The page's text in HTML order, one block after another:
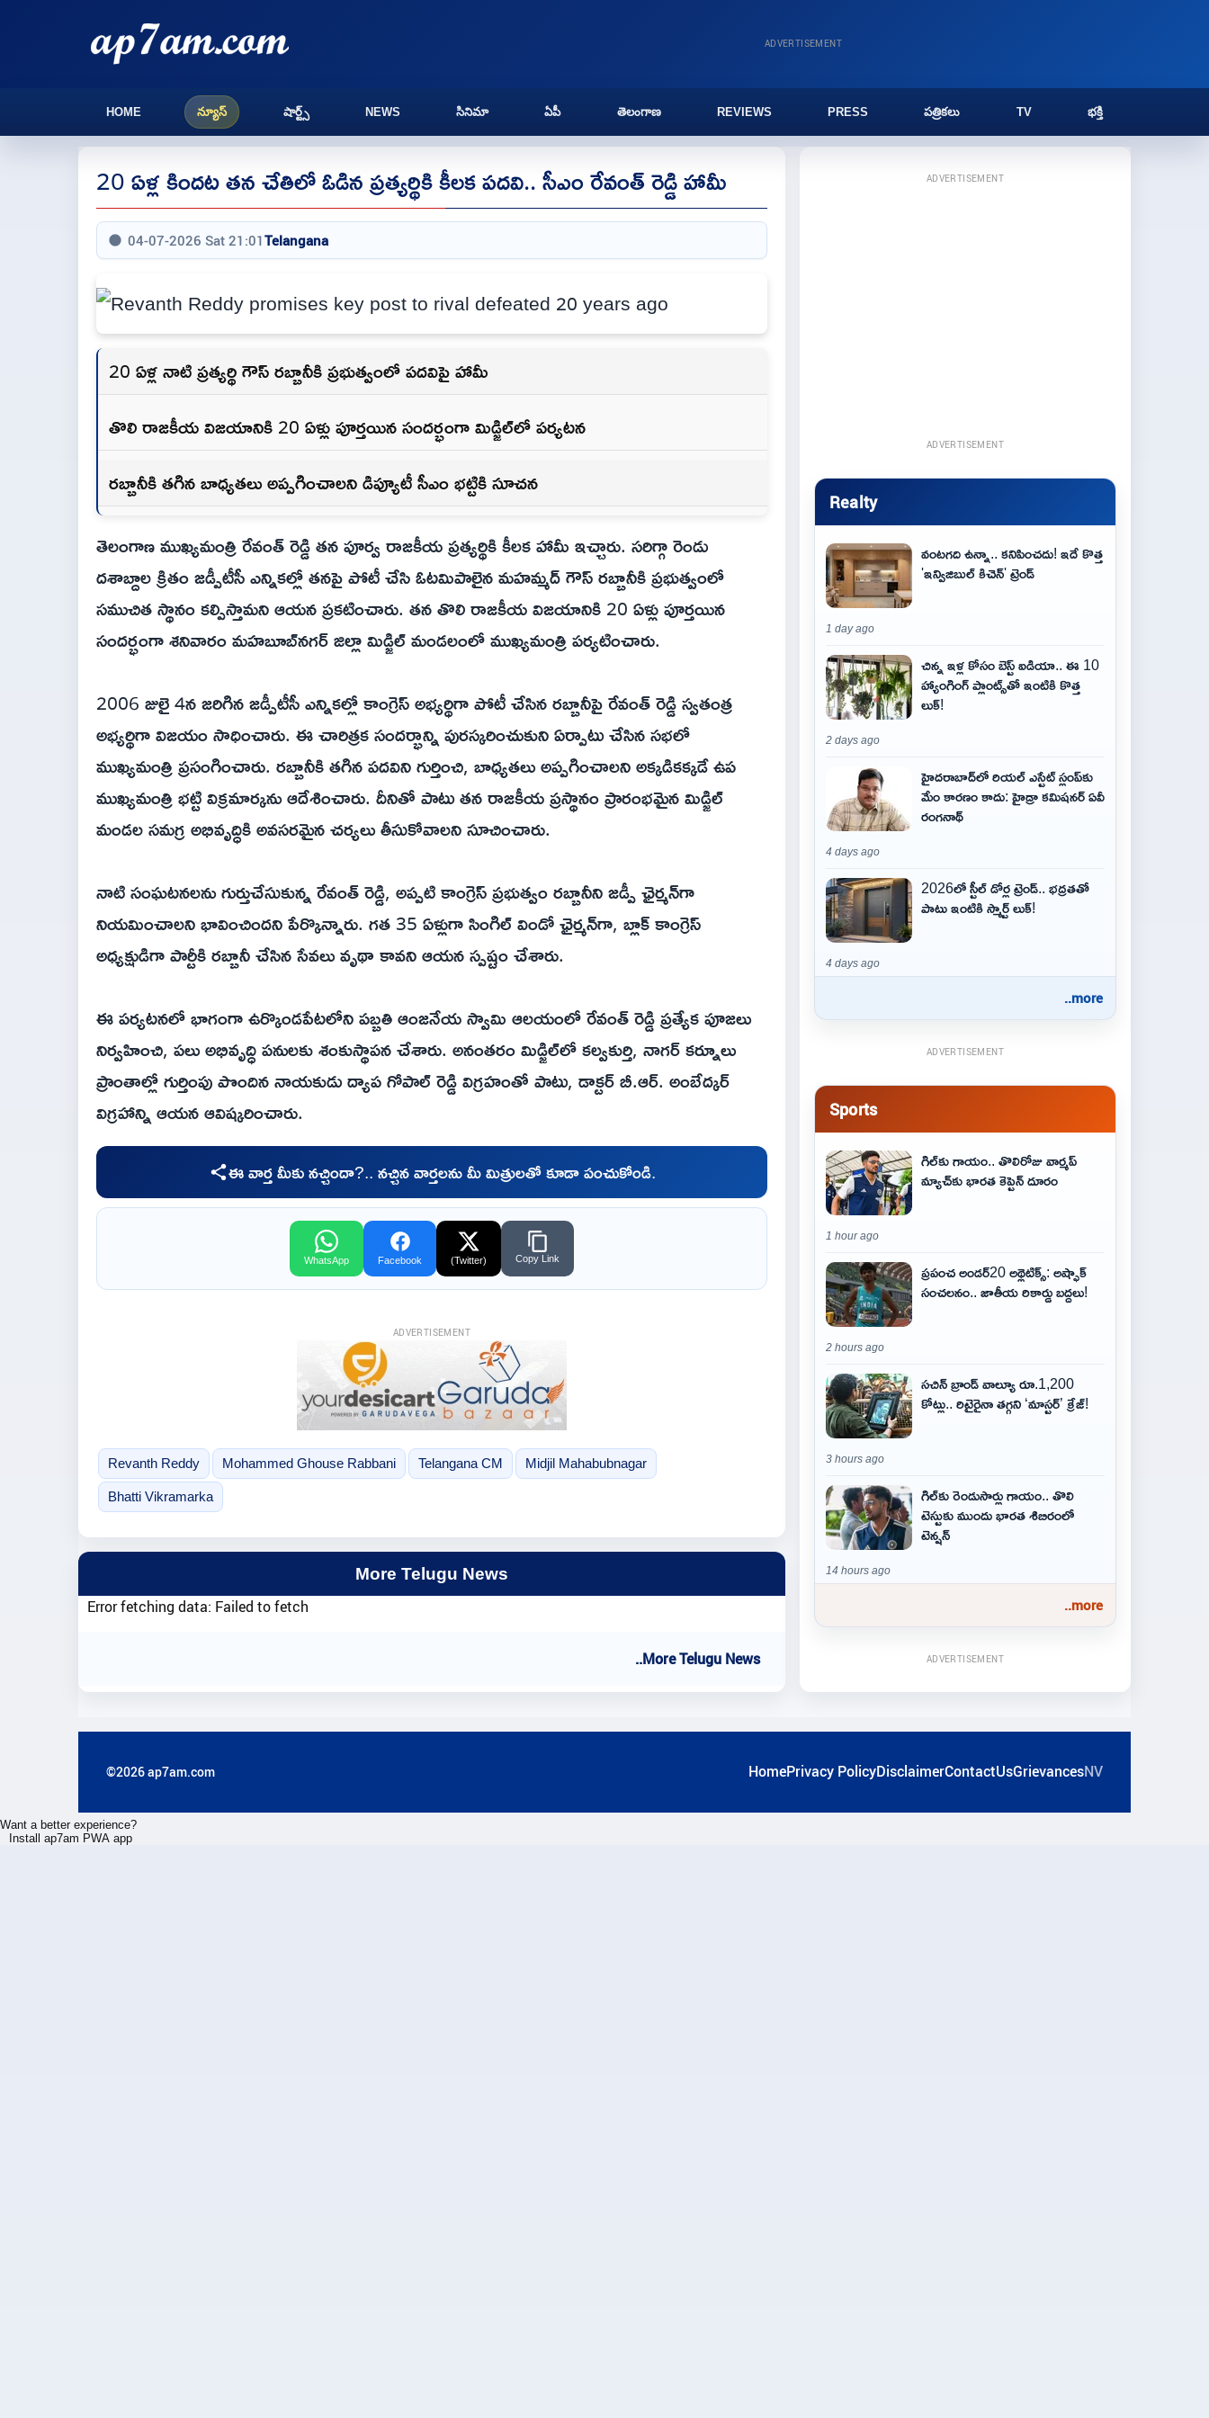
ADVERTISEMENT
HOME న్యూస్ షార్ట్స్ NEWS సినిమా ఏపీ తెలంగాణ REVIEWS PRESS పత్రికలు TV భక్తి
20 ఏళ్ల కిందట తన చేతిలో ఓడిన ప్రత్యర్థికి కీలక పదవి.. సీఎం రేవంత్ రెడ్డి హామీ
04-07-2026 Sat 21:01Telangana
20 ఏళ్ల నాటి ప్రత్యర్థి గౌస్ రబ్బానీకి ప్రభుత్వంలో పదవిపై హామీ
తొలి రాజకీయ విజయానికి 20 ఏళ్లు పూర్తయిన సందర్భంగా మిడ్జిల్‌లో పర్యటన
రబ్బానీకి తగిన బాధ్యతలు అప్పగించాలని డిప్యూటీ సీఎం భట్టికి సూచన
తెలంగాణ ముఖ్యమంత్రి రేవంత్ రెడ్డి తన పూర్వ రాజకీయ ప్రత్యర్థికి కీలక హామీ ఇచ్చారు. సరిగ్గా రెండు
దశాబ్దాల క్రితం జడ్పీటీసీ ఎన్నికల్లో తనపై పోటీ చేసి ఓటమిపాలైన మహమ్మద్ గౌస్ రబ్బానీకి ప్రభుత్వంలో
సముచిత స్థానం కల్పిస్తామని ఆయన ప్రకటించారు. తన తొలి రాజకీయ విజయానికి 20 ఏళ్లు పూర్తయిన
సందర్భంగా శనివారం మహబూబ్‌నగర్ జిల్లా మిడ్జిల్ మండలంలో ముఖ్యమంత్రి పర్యటించారు.
2006 జులై 4న జరిగిన జడ్పీటీసీ ఎన్నికల్లో కాంగ్రెస్ అభ్యర్థిగా పోటీ చేసిన రబ్బానీపై రేవంత్ రెడ్డి స్వతంత్ర
అభ్యర్థిగా విజయం సాధించారు. ఈ చారిత్రక సందర్భాన్ని పురస్కరించుకుని ఏర్పాటు చేసిన సభలో
ముఖ్యమంత్రి ప్రసంగించారు. రబ్బానీకి తగిన పదవిని గుర్తించి, బాధ్యతలు అప్పగించాలని అక్కడికక్కడే ఉప
ముఖ్యమంత్రి భట్టి విక్రమార్కను ఆదేశించారు. దీనితో పాటు తన రాజకీయ ప్రస్థానం ప్రారంభమైన మిడ్జిల్
మండల సమగ్ర అభివృద్ధికి అవసరమైన చర్యలు తీసుకోవాలని సూచించారు.
నాటి సంఘటనలను గుర్తుచేసుకున్న రేవంత్ రెడ్డి, అప్పటి కాంగ్రెస్ ప్రభుత్వం రబ్బానీని జడ్పీ ఛైర్మన్‌‌గా
నియమించాలని భావించిందని పేర్కొన్నారు. గత 35 ఏళ్లుగా సింగిల్ విండో ఛైర్మన్‌గా, బ్లాక్ కాంగ్రెస్
అధ్యక్షుడిగా పార్టీకి రబ్బానీ చేసిన సేవలు వృథా కావని ఆయన స్పష్టం చేశారు.
ఈ పర్యటనలో భాగంగా ఉర్కొండపేటలోని పబ్బతి ఆంజనేయ స్వామి ఆలయంలో రేవంత్ రెడ్డి ప్రత్యేక పూజలు
నిర్వహించి, పలు అభివృద్ధి పనులకు శంకుస్థాపన చేశారు. అనంతరం మిడ్జిల్‌లో కల్వకుర్తి, నాగర్ కర్నూలు
ప్రాంతాల్లో గుర్తింపు పొందిన నాయకుడు ద్యాప గోపాల్ రెడ్డి విగ్రహంతో పాటు, డాక్టర్ బీ.ఆర్. అంబేద్కర్
విగ్రహాన్ని ఆయన ఆవిష్కరించారు.
ఈ వార్త మీకు నచ్చిందా?.. నచ్చిన వార్తలను మీ మిత్రులతో కూడా పంచుకోండి.
WhatsApp Facebook (Twitter) Copy Link
ADVERTISEMENT
Revanth Reddy Mohammed Ghouse Rabbani Telangana CM Midjil Mahabubnagar
Bhatti Vikramarka
More Telugu News
Error fetching data: Failed to fetch
..More Telugu News
ADVERTISEMENT
ADVERTISEMENT
Realty
వంటగది ఉన్నా.. కనిపించదు! ఇదే కొత్త
'ఇన్విజిబుల్ కిచెన్' ట్రెండ్
1 day ago
చిన్న ఇళ్ల కోసం బెస్ట్ ఐడియా.. ఈ 10
హ్యాంగింగ్ ప్లాంట్స్‌తో ఇంటికి కొత్త
లుక్!
2 days ago
హైదరాబాద్‌లో రియల్ ఎస్టేట్ స్లంప్‌కు
మేం కారణం కాదు: హైడ్రా కమిషనర్ ఏవీ
రంగనాథ్
4 days ago
2026లో స్టీల్ డోర్ల ట్రెండ్.. భద్రతతో
పాటు ఇంటికి స్మార్ట్ లుక్!
4 days ago
..more
ADVERTISEMENT
Sports
గిల్‌కు గాయం.. తొలిరోజు వార్మప్‌
మ్యాచ్‌కు భారత కెప్టెన్‌ దూరం
1 hour ago
ప్రపంచ అండర్20 అథ్లెటిక్స్: అష్ఫాక్
సంచలనం.. జాతీయ రికార్డు బద్దలు!
2 hours ago
సచిన్ బ్రాండ్ వాల్యూ రూ.1,200
కోట్లు.. రిటైరైనా తగ్గని ‘మాస్టర్’ క్రేజ్!
3 hours ago
గిల్‌కు రెండుసార్లు గాయం.. తొలి
టెస్టుకు ముందు భారత శిబిరంలో
టెన్షన్
14 hours ago
..more
ADVERTISEMENT
©2026 ap7am.com HomePrivacy PolicyDisclaimerContactUsGrievancesNV
Want a better experience?
Install ap7am PWA app